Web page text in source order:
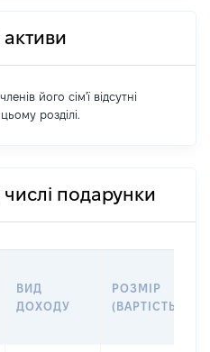
активи
його сім'ї відсутні
розділі.
подарунки
ВИД
ДОХОДУ
РОЗМІР
(ВАРТІСТЬ)